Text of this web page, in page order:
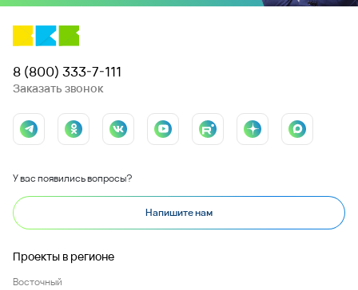
8 (800) 333-7-111
Заказать звонок
У вас появились вопросы?
Напишите нам
Проекты в регионе
Восточный